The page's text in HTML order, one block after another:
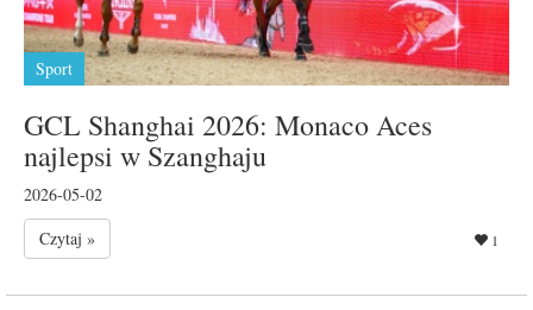
Sport
GCL Shanghai 2026: Monaco Aces
najlepsi w Szanghaju
2026-05-02
Czytaj »
1